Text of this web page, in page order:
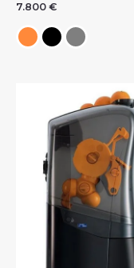
7.800 €